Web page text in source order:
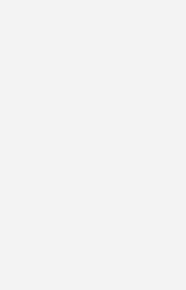
sich konkret abzeichnende
oder Wärmepumpen-Heizung
und angestoßen,
die Entwicklung bei
Propaganda und ggf. durch das
dass das leichte Auflösen
Vermutlich sieht man auch
Lagerstandskorrektur zeigen
an EE-Heizungen und ein
Mit 531.000 Geräten würde das
etwa 12 % unter dem
2014 bis 2019 und 40 % unter
bis 2023 liegen.